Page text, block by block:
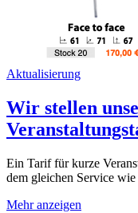
Aktualisierung
Wir stellen
Ein Tarif für kurze
dem gleichen Service wie
Mehr anzeigen